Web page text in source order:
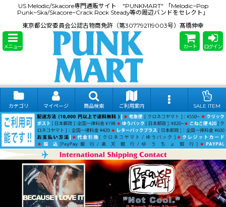
US Melodic/Skacore専門通販サイト "PUNKMART" 「Melodic~Pop
Punk~Ska/Skacore~Crack Rock Steady等の周辺バンドをセレクト」
東京都公安委員会公認古物商免許（第307792119003号）髙橋伸幸
メニュー カート ログイン
カテゴリ マイページ 商品検索 ご利用案内 SALE ITEM